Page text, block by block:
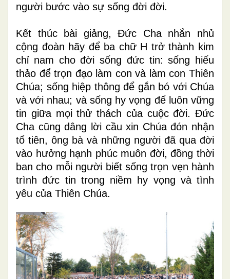
người bước vào sự sống đời đời.
Kết thúc bài giảng, Đức Cha nhắn nhủ
cộng đoàn hãy để ba chữ H trở thành kim
chỉ nam cho đời sống đức tin: sống hiếu
thảo để trọn đạo làm con và làm con Thiên
Chúa; sống hiệp thông để gắn bó với Chúa
và với nhau; và sống hy vọng để luôn vững
tin giữa mọi thử thách của cuộc đời. Đức
Cha cũng dâng lời cầu xin Chúa đón nhận
tổ tiên, ông bà và những người đã qua đời
vào hưởng hạnh phúc muôn đời, đồng thời
ban cho mỗi người biết sống trọn vẹn hành
trình đức tin trong niềm hy vọng và tình
yêu của Thiên Chúa.